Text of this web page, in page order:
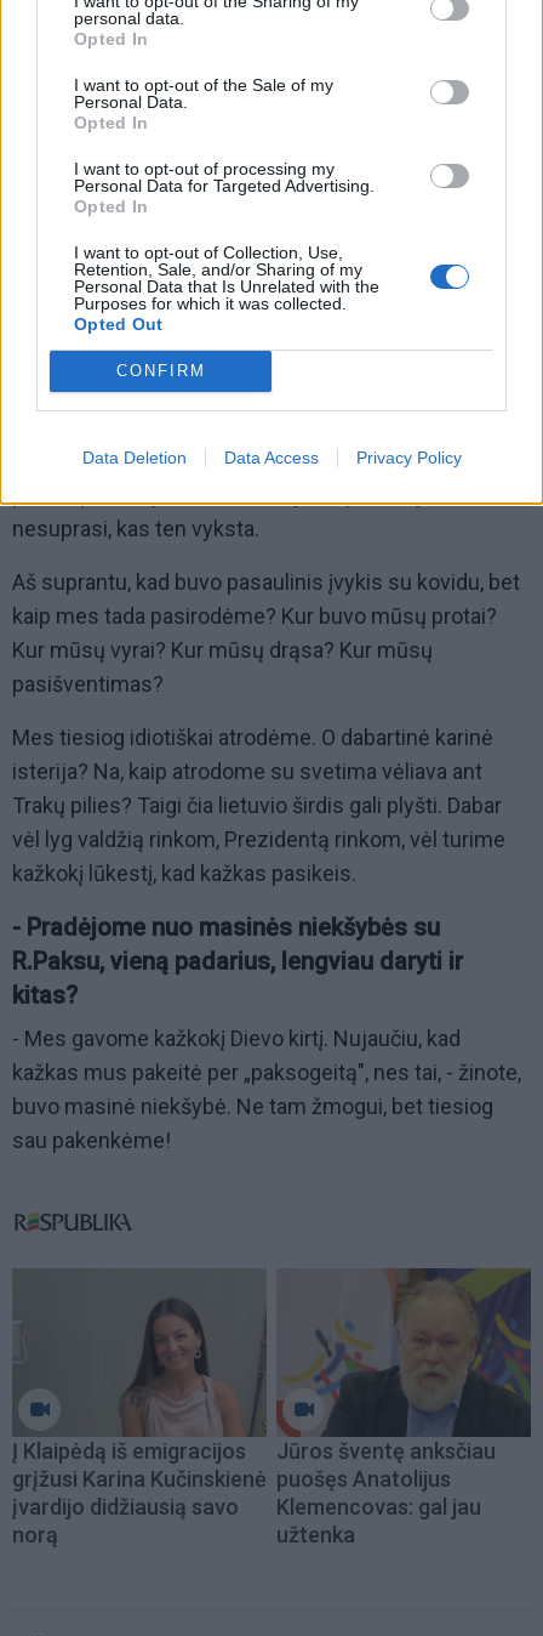
personal data.
Opted In
I want to opt-out of the Sale of my
Personal Data.
Opted In
I want to opt-out of processing my
Personal Data for Targeted Advertising.
Opted In
I want to opt-out of Collection, Use,
Retention, Sale, and/or Sharing of my
Personal Data that Is Unrelated with the
Purposes for which it was collected.
Opted Out
CONFIRM
Data Deletion Data Access Privacy Policy
Paskui pradėjome ristis, atsimenate, kaip po to
neteisėto partijų finansavimo, - red. past.) Seime,
nesuprasi, kas ten vyksta.
Aš suprantu, kad buvo pasaulinis įvykis su kovidu, bet
kaip mes tada pasirodėme? Kur buvo mūsų protai?
Kur mūsų vyrai? Kur mūsų drąsa? Kur mūsų
pasišventimas?
Mes tiesiog idiotiškai atrodėme. O dabartinė karinė
isterija? Na, kaip atrodome su svetima vėliava ant
Trakų pilies? Taigi čia lietuvio širdis gali plyšti. Dabar
vėl lyg valdžią rinkom, Prezidentą rinkom, vėl turime
kažkokį lūkestį, kad kažkas pasikeis.
- Pradėjome nuo masinės niekšybės su
R.Paksu, vieną padarius, lengviau daryti ir
kitas?
- Mes gavome kažkokį Dievo kirtį. Nujaučiu, kad
kažkas mus pakeitė per „paksogeitą", nes tai, - žinote,
buvo masinė niekšybė. Ne tam žmogui, bet tiesiog
sau pakenkėme!
Į Klaipėdą iš emigracijos
grįžusi Karina Kučinskienė
įvardijo didžiausią savo
norą
Jūros šventę anksčiau
puošęs Anatolijus
Klemencovas: gal jau
užtenka